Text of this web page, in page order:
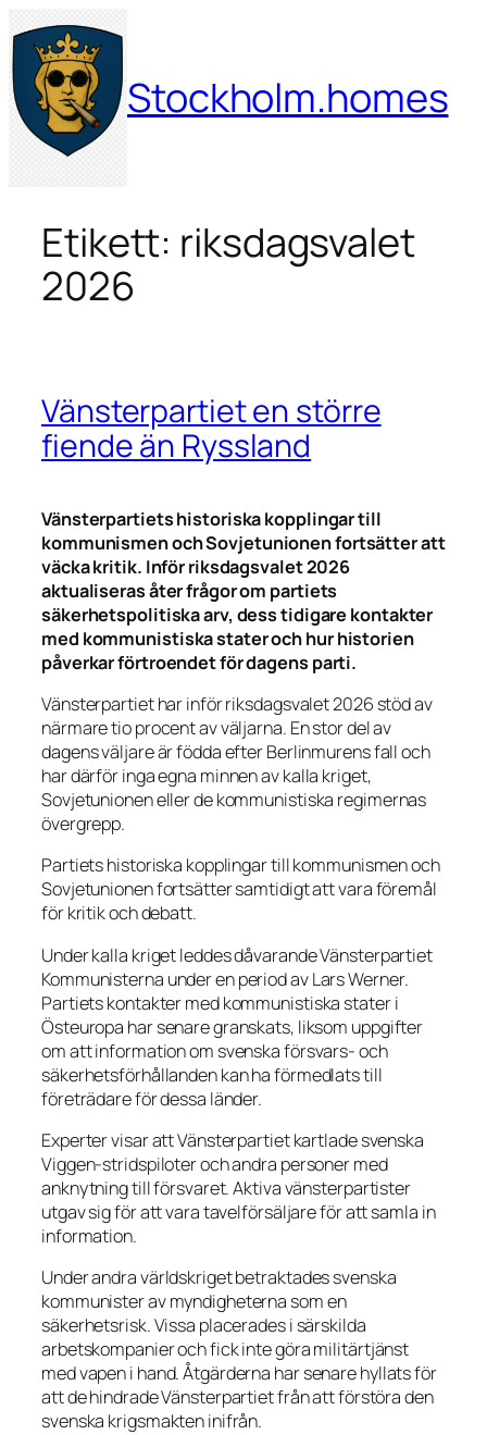
Hoppa
till
innehåll
Stockholm.homes
Etikett: riksdagsvalet
2026
Vänsterpartiet en större
fiende än Ryssland
Vänsterpartiets historiska kopplingar till
kommunismen och Sovjetunionen fortsätter att
väcka kritik. Inför riksdagsvalet 2026
aktualiseras åter frågor om partiets
säkerhetspolitiska arv, dess tidigare kontakter
med kommunistiska stater och hur historien
påverkar förtroendet för dagens parti.
Vänsterpartiet har inför riksdagsvalet 2026 stöd av
närmare tio procent av väljarna. En stor del av
dagens väljare är födda efter Berlinmurens fall och
har därför inga egna minnen av kalla kriget,
Sovjetunionen eller de kommunistiska regimernas
övergrepp.
Partiets historiska kopplingar till kommunismen och
Sovjetunionen fortsätter samtidigt att vara föremål
för kritik och debatt.
Under kalla kriget leddes dåvarande Vänsterpartiet
Kommunisterna under en period av Lars Werner.
Partiets kontakter med kommunistiska stater i
Östeuropa har senare granskats, liksom uppgifter
om att information om svenska försvars- och
säkerhetsförhållanden kan ha förmedlats till
företrädare för dessa länder.
Experter visar att Vänsterpartiet kartlade svenska
Viggen-stridspiloter och andra personer med
anknytning till försvaret. Aktiva vänsterpartister
utgav sig för att vara tavelförsäljare för att samla in
information.
Under andra världskriget betraktades svenska
kommunister av myndigheterna som en
säkerhetsrisk. Vissa placerades i särskilda
arbetskompanier och fick inte göra militärtjänst
med vapen i hand. Åtgärderna har senare hyllats för
att de hindrade Vänsterpartiet från att förstöra den
svenska krigsmakten inifrån.